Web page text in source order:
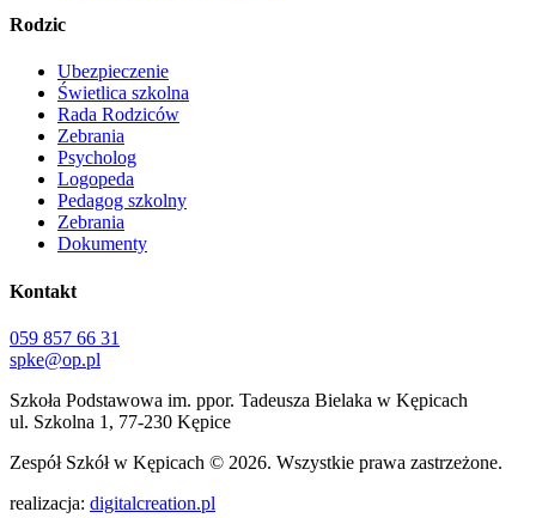
Rodzic
Ubezpieczenie
Świetlica szkolna
Rada Rodziców
Zebrania
Psycholog
Logopeda
Pedagog szkolny
Zebrania
Dokumenty
Kontakt
059 857 66 31
spke@op.pl
Szkoła Podstawowa im. ppor. Tadeusza Bielaka w Kępicach
ul. Szkolna 1, 77-230 Kępice
Zespół Szkół w Kępicach © 2026. Wszystkie prawa zastrzeżone.
realizacja: digitalcreation.pl